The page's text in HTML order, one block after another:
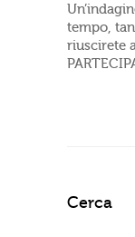
tempo,
riuscirete
Cerca